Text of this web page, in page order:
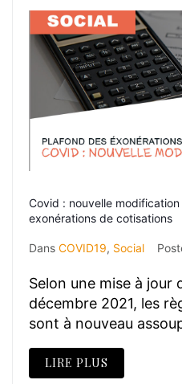
Covid : nouvelle
exonérations de cotisations
Dans COVID19, Social
Selon une mise à jour
décembre 2021, les
sont à nouveau
LIRE PLUS